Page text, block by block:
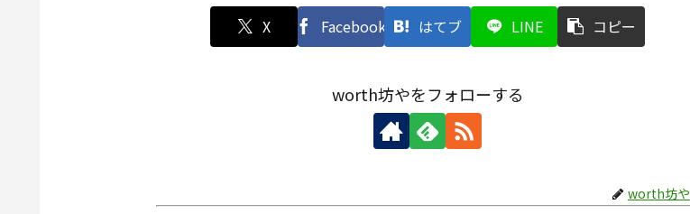
X Facebook はてブ LINE コピー
worth坊やをフォローする
worth坊や